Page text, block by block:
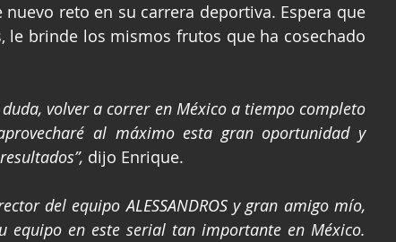
reto en su carrera deportiva. Espera que
le brinde los mismos frutos que ha cosechado
volver a correr en México a tiempo completo
al máximo esta gran oportunidad y
dijo Enrique.
del equipo ALESSANDROS y gran amigo mío,
en este serial tan importante en México.